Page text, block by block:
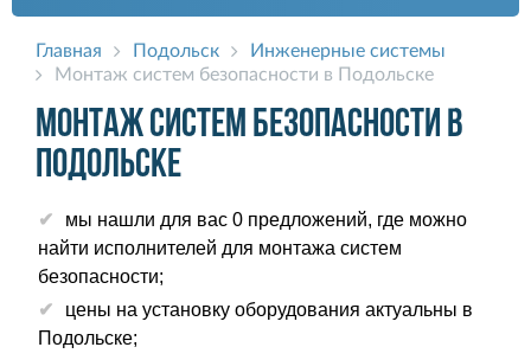
Главная Подольск
Инженерные системы
Монтаж систем безопасности в Подольске
Монтаж систем безопасности в
Подольске
мы нашли для вас 0 предложений, где можно
найти исполнителей для монтажа систем
безопасности;
цены на установку оборудования актуальны в
Подольске;